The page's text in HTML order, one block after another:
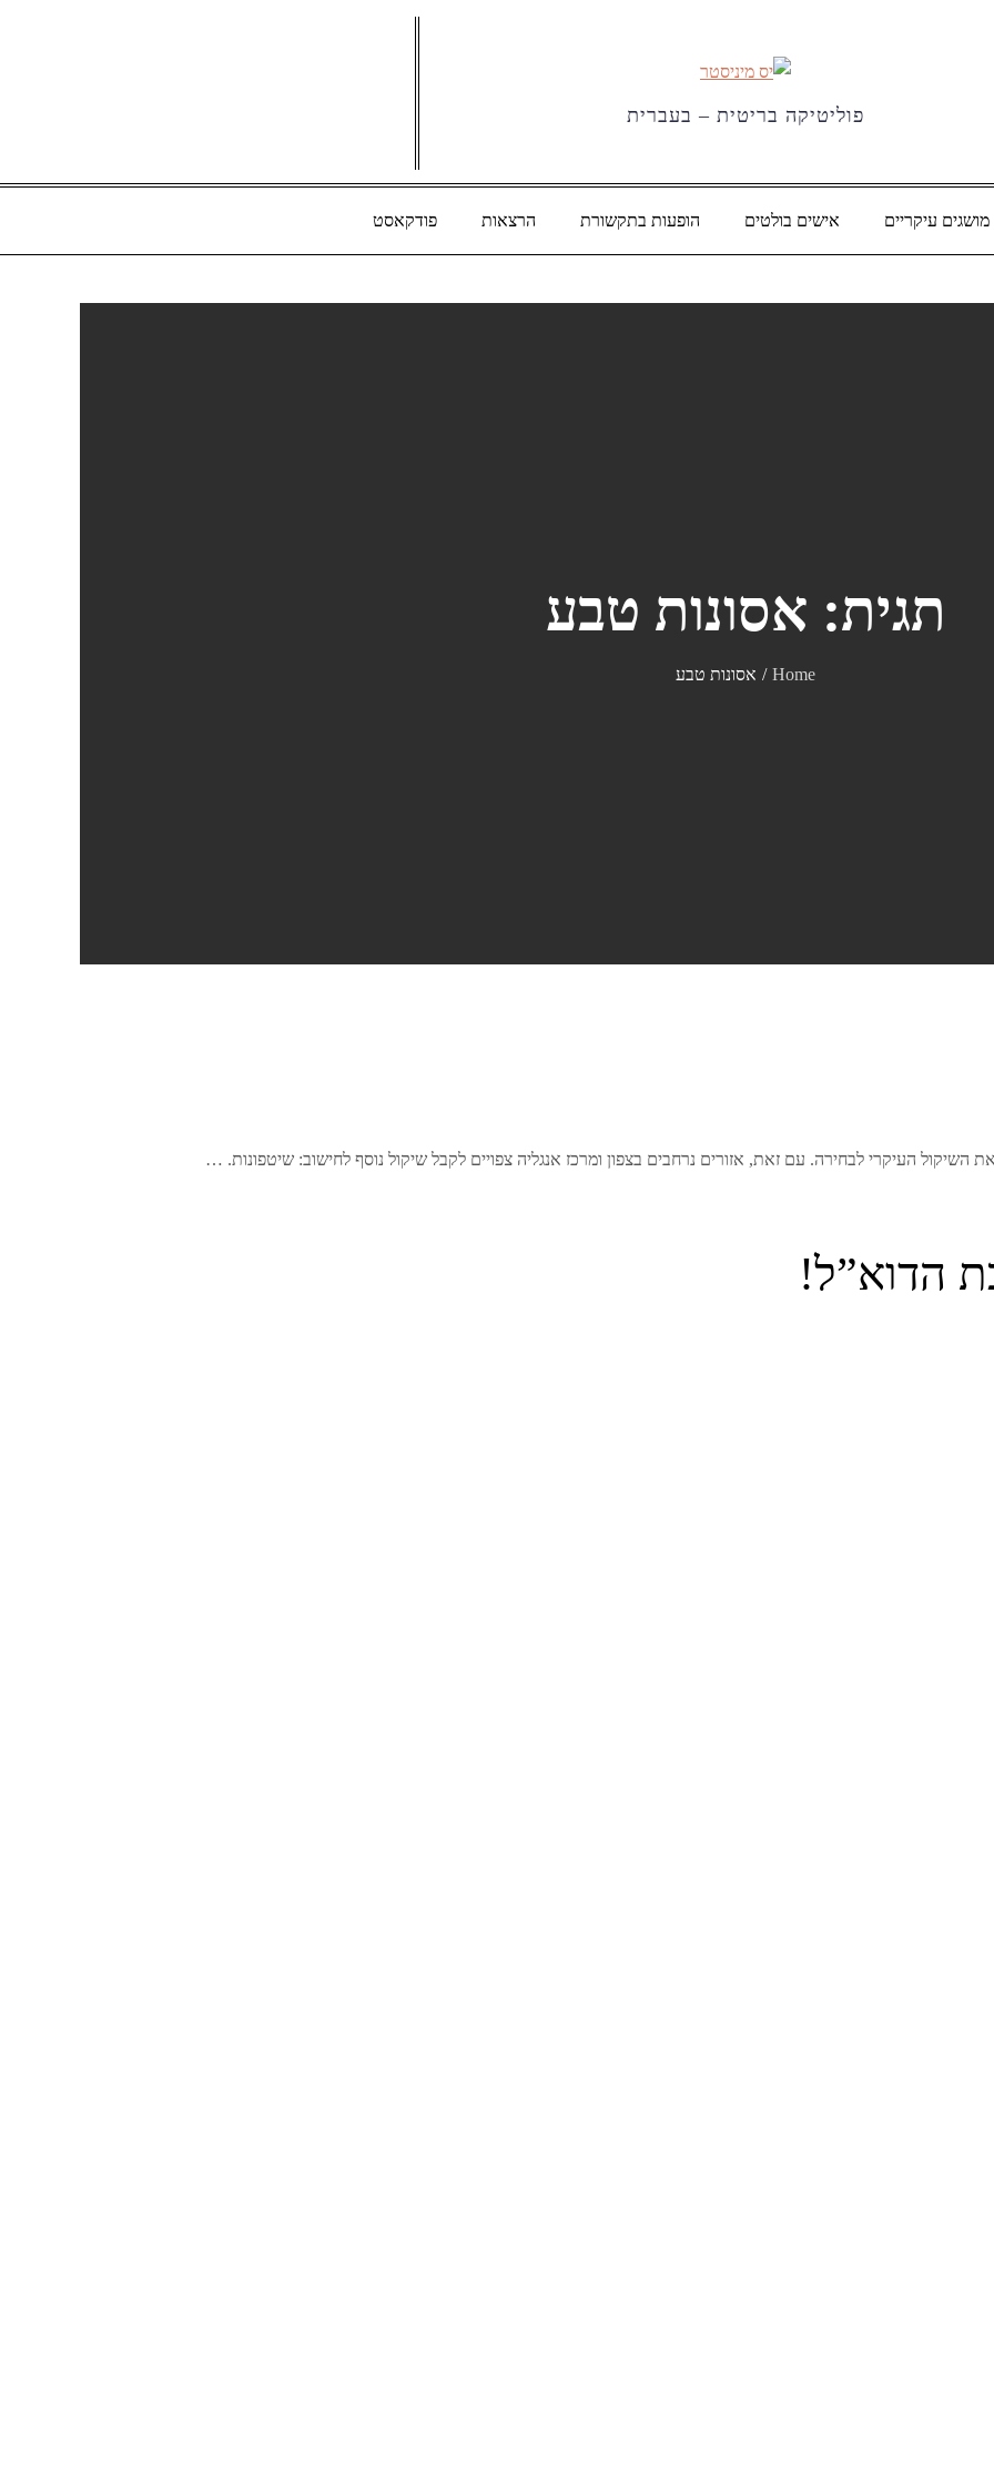
פוליטיקה בריטית – בעברית
מושגים עיקריים אישים בולטים הופעות בתקשורת הרצאות פודקאסט
תגית: אסונות טבע
Home אסונות טבע
השיקול העיקרי לבחירה. עם זאת, אזורים נרחבים בצפון ומרכז אנגליה צפויים לקבל שיקול נוסף לחישוב: שיטפונות. …
הדוא”ל!